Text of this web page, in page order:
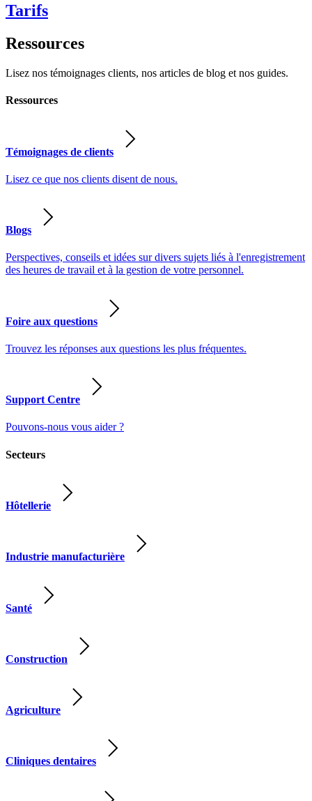
Tarifs
Ressources
Lisez nos témoignages clients, nos articles de blog et nos guides.
Ressources
Témoignages de clients
Lisez ce que nos clients disent de nous.
Blogs
Perspectives, conseils et idées sur divers sujets liés à l'enregistrement
des heures de travail et à la gestion de votre personnel.
Foire aux questions
Trouvez les réponses aux questions les plus fréquentes.
Support Centre
Pouvons-nous vous aider ?
Secteurs
Hôtellerie
Industrie manufacturière
Santé
Construction
Agriculture
Cliniques dentaires